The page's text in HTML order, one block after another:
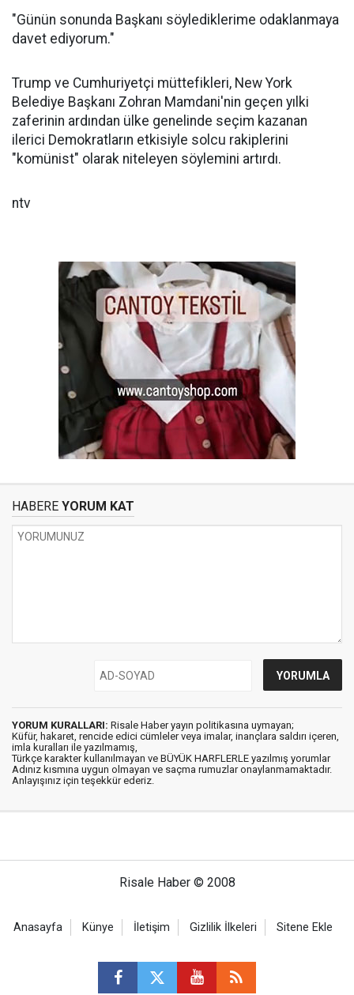
"Günün sonunda Başkanı söylediklerime odaklanmaya
davet ediyorum."
Trump ve Cumhuriyetçi müttefikleri, New York
Belediye Başkanı Zohran Mamdani'nin geçen yılki
zaferinin ardından ülke genelinde seçim kazanan
ilerici Demokratların etkisiyle solcu rakiplerini
"komünist" olarak niteleyen söylemini artırdı.
ntv
HABERE YORUM KAT
YORUM KURALLARI: Risale Haber yayın politikasına uymayan;
Küfür, hakaret, rencide edici cümleler veya imalar, inançlara saldırı içeren,
imla kuralları ile yazılmamış,
Türkçe karakter kullanılmayan ve BÜYÜK HARFLERLE yazılmış yorumlar
Adınız kısmına uygun olmayan ve saçma rumuzlar onaylanmamaktadır.
Anlayışınız için teşekkür ederiz.
Risale Haber © 2008
Anasayfa Künye İletişim Gizlilik İlkeleri Sitene Ekle